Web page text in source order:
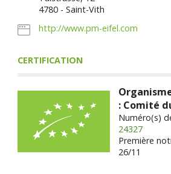
4780 - Saint-Vith
http://www.pm-eifel.com
CERTIFICATION
: Comité
Numéro(s)
24327
Première
26/11